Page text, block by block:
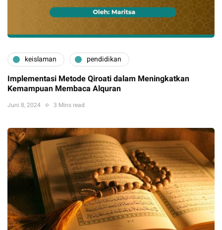
keislaman pendidikan
Implementasi Metode Qiroati dalam Meningkatkan
Kemampuan Membaca Alquran
Juni 8, 2024 3 Mins read